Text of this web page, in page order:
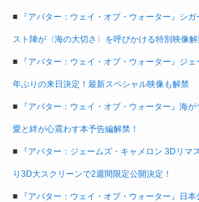
■ 『アバター：ウェイ・オブ・ウォーター』シ
スト陣が〈海の大切さ〉を呼びかける特別映像解
■ 『アバター：ウェイ・オブ・ウォーター』ジ
年ぶりの来日決定！最新スペシャル映像も解禁
■ 『アバター：ウェイ・オブ・ウォーター』海
愛と絆が心震わす本予告編解禁！
■ 『アバター：ジェームズ・キャメロン 3Dリマ
り3D大スクリーンで2週間限定公開決定！
■ 『アバター：ウェイ・オブ・ウォーター』日